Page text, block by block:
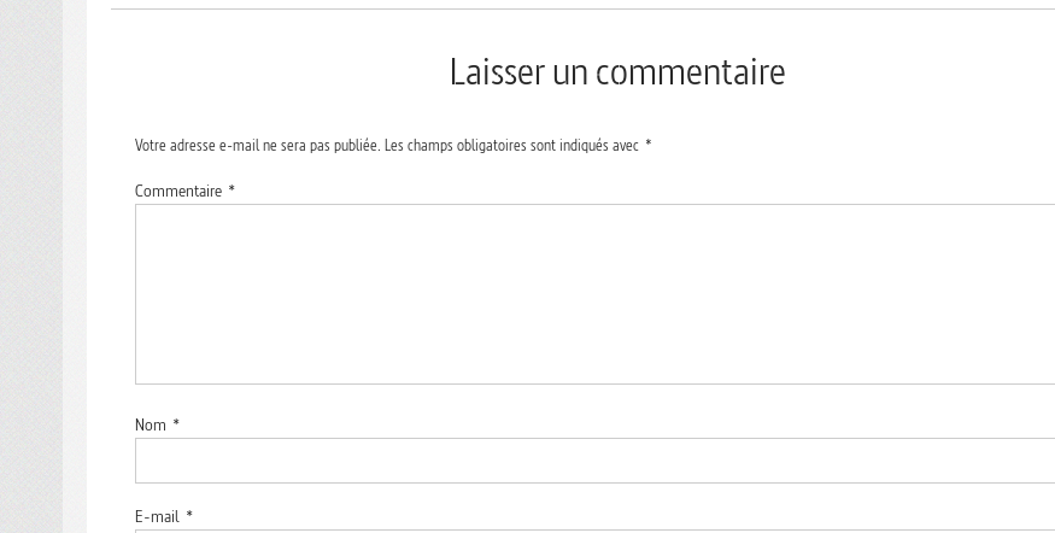
Laisser un commentaire
Votre adresse e-mail ne sera pas publiée. Les champs obligatoires sont indiqués avec *
Commentaire *
Nom *
E-mail *